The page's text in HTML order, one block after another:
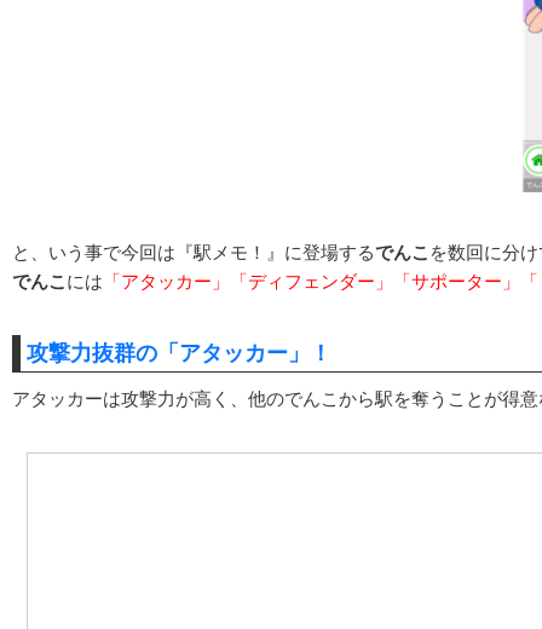
と、いう事で今回は『駅メモ！』に登場するでんこ を数回に分
でんこ には 「アタッカー」「ディフェンダー」「サポーター」
攻撃力抜群の「アタッカー」！
アタッカーは攻撃力が高く、他のでんこから駅を奪うことが得